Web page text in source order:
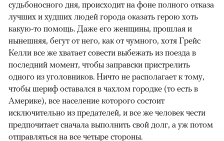
судьбоносного дня, происходит на фоне полного отказа
лучших и худших людей города оказать герою хоть
какую-то помощь. Даже его женщины, прошлая и
нынешняя, бегут от него, как от чумного, хотя Грейс
Келли все же хватает совести выбежать из поезда в
последний момент, чтобы заправски пристрелить
одного из уголовников. Ничто не располагает к тому,
чтобы шериф оставался в чахлом городке (то есть в
Америке), все население которого состоит
исключительно из предателей, и все же человек чести
предпочитает сначала выполнить свой долг, а уж потом
отправляться на все четыре стороны.